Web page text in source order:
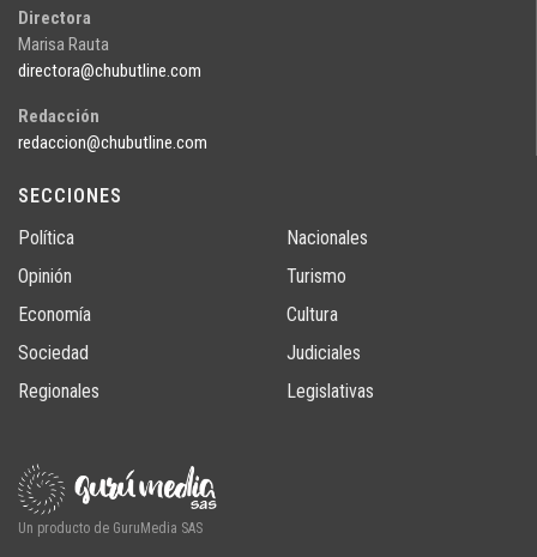
Directora
Marisa Rauta
directora@chubutline.com
Redacción
redaccion@chubutline.com
SECCIONES
Política
Opinión
Economía
Sociedad
Regionales
Nacionales
Turismo
Cultura
Judiciales
Legislativas
Un producto de GuruMedia SAS